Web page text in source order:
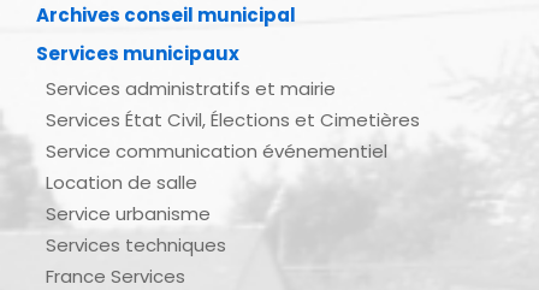
Archives conseil municipal
Services municipaux
Services administratifs et mairie
Services État Civil, Élections et Cimetières
Service communication événementiel
Location de salle
Service urbanisme
Services techniques
France Services